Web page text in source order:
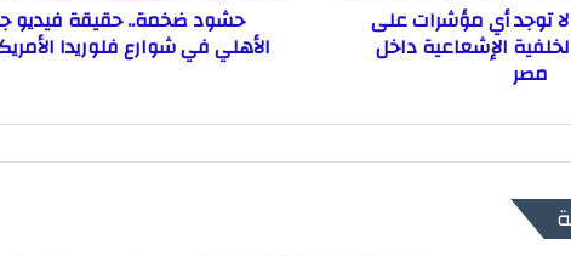
توجد أي مؤشرات على
الإشعاعية داخل
مصر
حشود ضخمة.. حقيقة فيديو
الأهلي في شوارع فلوريدا